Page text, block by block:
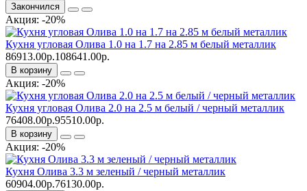
Закончился
Акция: -20%
Кухня угловая Олива 1.0 на 1.7 на 2.85 м белый металлик
86913.00р.108641.00р.
В корзину
Акция: -20%
Кухня угловая Олива 2.0 на 2.5 м белый / черный металлик
76408.00р.95510.00р.
В корзину
Акция: -20%
Кухня Олива 3.3 м зеленый / черный металлик
60904.00р.76130.00р.